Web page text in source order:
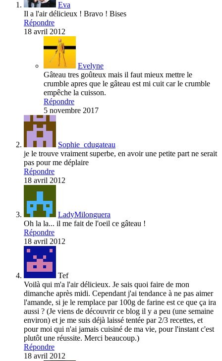
Eva
Il a l'air délicieux ! Bravo ! Bises
Répondre
18 avril 2012
Evelyne
Gâteau tres goûteux mais il faut mieux mettre le
crumble apres que le gâteau est mi cuit car le crumble
empêche la cuisson.
Répondre
5 novembre 2017
Sophie_cdugateau
je le trouve vraiment superbe, en avoir une petite part ne serait
pas pour me déplaire
Répondre
18 avril 2012
LadyMilonguera
Oh la la... il me fait de l'oeil ce gâteau !
Répondre
18 avril 2012
Tef
Voilà qui m'a l'air délicieux. Je sais quoi faire de mon
dimanche après midi. Cependant j'ai tendance à ne pas aimer
l'amande, si je le remplace par 100g de farine est ce que ça ira
aussi ? (Je viens de découvrir ce blog il y a peu (une semaine
environ) et je me suis déjà laissé tentée par 2/3 recettes, et
pour moi qui n'ai jamais cuisiné de ma vie, pour l'instant c'est
plutôt une réussite. Merci beaucoup.)
Répondre
18 avril 2012